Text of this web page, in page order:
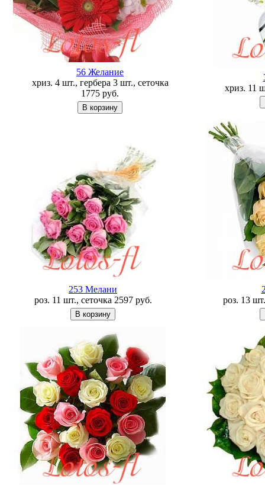
56 Желание
хриз. 4 шт., гербера 3 шт., сеточка
1775 руб.
хриз. 11
253 Мелани
роз. 11 шт., сеточка 2597 руб.
роз. 13